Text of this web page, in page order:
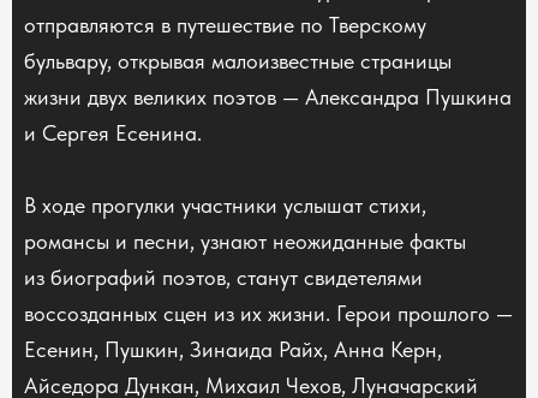
отправляются в путешествие по Тверскому
бульвару, открывая малоизвестные страницы
жизни двух великих поэтов — Александра Пушкина
и Сергея Есенина.
В ходе прогулки участники услышат стихи,
романсы и песни, узнают неожиданные факты
из биографий поэтов, станут свидетелями
воссозданных сцен из их жизни. Герои прошлого —
Есенин, Пушкин, Зинаида Райх, Анна Керн,
Айседора Дункан, Михаил Чехов, Луначарский